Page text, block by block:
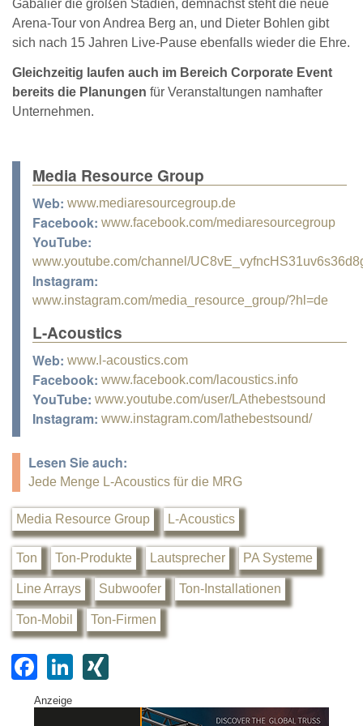
Gabalier die großen Stadien, demnächst steht die neue
Arena-Tour von Andrea Berg an, und Dieter Bohlen gibt
sich nach 15 Jahren Live-Pause ebenfalls wieder die Ehre.
Gleichzeitig laufen auch im Bereich Corporate Event
bereits die Planungen für Veranstaltungen namhafter
Unternehmen.
Media Resource Group
Web: www.mediaresourcegroup.de
Facebook: www.facebook.com/mediaresourcegroup
YouTube:
www.youtube.com/channel/
Instagram:
www.instagram.com/media_resource_group/?hl=de
L-Acoustics
Web: www.l-acoustics.com
Facebook: www.facebook.com/lacoustics.info
YouTube: www.youtube.com/user/LAthebestsound
Instagram: www.instagram.com/lathebestsound/
Lesen Sie auch:
Jede Menge L-Acoustics für die MRG
Media Resource Group L-Acoustics
Ton Ton-Produkte Lautsprecher PA Systeme
Line Arrays Subwoofer Ton-Installationen
Ton-Mobil Ton-Firmen
F
a
c
Li
k
G
Anzeige